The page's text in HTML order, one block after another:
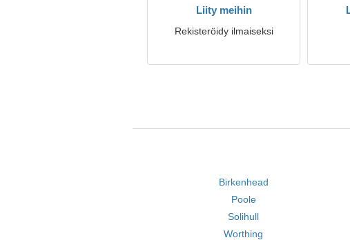
Liity meihin
Rekisteröidy ilmaiseksi
Birkenhead
Poole
Solihull
Worthing